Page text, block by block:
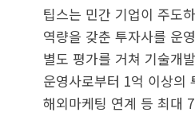
팁스는 민간 기업이 주도
역량을 갖춘 투자사를 운
별도 평가를 거쳐 기술개
운영사로부터 1억 이상의
해외마케팅 연계 등 최대